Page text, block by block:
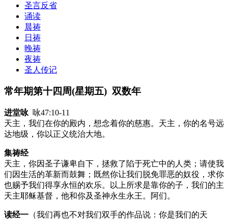
圣言反省
诵读
晨祷
日祷
晚祷
夜祷
圣人传记
常年期第十四周(星期五) 双数年
进堂咏 咏47:10-11
天主，我们在你的殿内，想念着你的慈惠。天主，你的名号远
达地级，你以正义统治大地。
集祷经
天主，你因圣子谦卑自下，拯救了陷于死亡中的人类；请使我
们因生活的革新而鼓舞；既然你让我们脱免罪恶的奴役，求你
也赐予我们得享永恒的欢乐。以上所求是靠你的子，我们的主
天主耶稣基督，他和你及圣神永生永王。阿们。
读经一 （我们再也不对我们双手的作品说：你是我们的天